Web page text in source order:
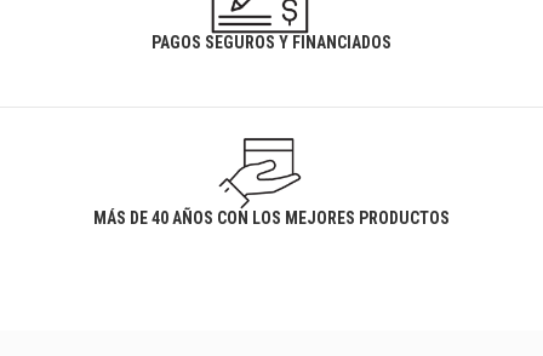
PAGOS SEGUROS Y FINANCIADOS
MÁS DE 40 AÑOS CON LOS MEJORES PRODUCTOS